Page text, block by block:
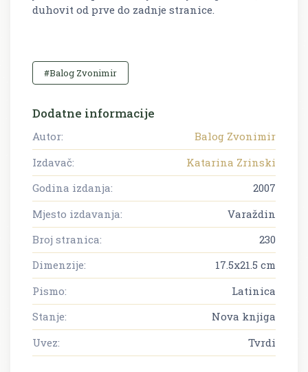
duhovit od prve do zadnje stranice.
#Balog Zvonimir
Dodatne informacije
Autor:
Balog Zvonimir
Izdavač:
Katarina Zrinski
Godina izdanja:
2007
Mjesto izdavanja:
Varaždin
Broj stranica:
230
Dimenzije:
17.5x21.5 cm
Pismo:
Latinica
Stanje:
Nova knjiga
Uvez:
Tvrdi